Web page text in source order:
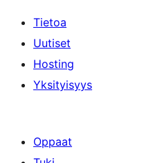
Tietoa
Uutiset
Hosting
Yksityisyys
Oppaat